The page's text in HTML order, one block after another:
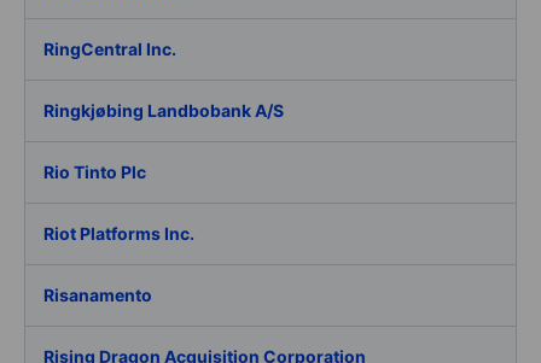
RingCentral Inc.
Ringkjøbing Landbobank A/S
Rio Tinto Plc
Riot Platforms Inc.
Risanamento
Rising Dragon Acquisition Corporation